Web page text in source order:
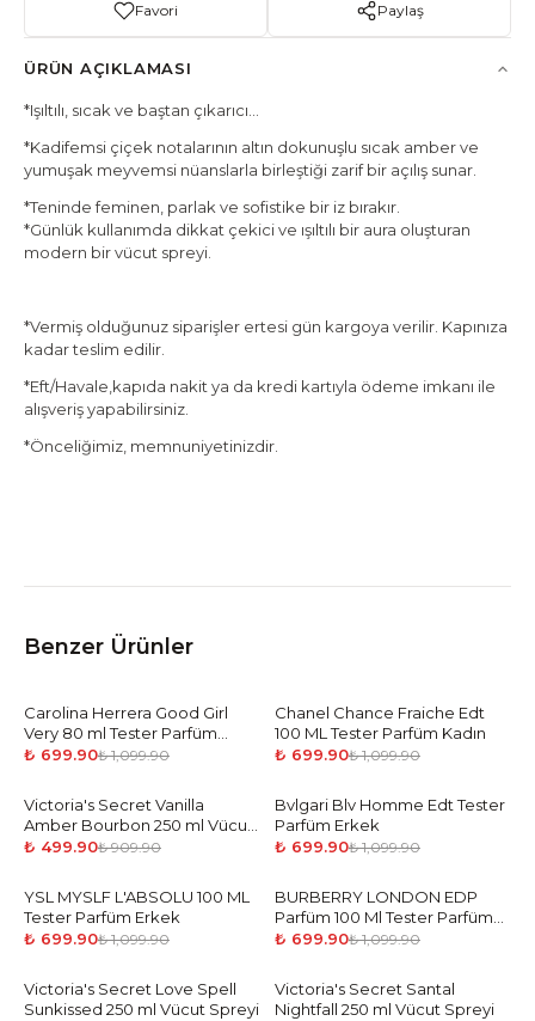
Favori Paylaş
ÜRÜN AÇIKLAMASI
*Işıltılı, sıcak ve baştan çıkarıcı…
*Kadifemsi çiçek notalarının altın dokunuşlu sıcak amber ve
yumuşak meyvemsi nüanslarla birleştiği zarif bir açılış sunar.
*Teninde feminen, parlak ve sofistike bir iz bırakır.
*Günlük kullanımda dikkat çekici ve ışıltılı bir aura oluşturan
modern bir vücut spreyi.
*Vermiş olduğunuz siparişler ertesi gün kargoya verilir. Kapınıza
kadar teslim edilir.
*Eft/Havale,kapıda nakit ya da kredi kartıyla ödeme imkanı ile
alışveriş yapabilirsiniz.
*Önceliğimiz, memnuniyetinizdir.
Benzer Ürünler
-36%
Carolina Herrera Good Girl
Very 80 ml Tester Parfüm
Kadın
₺ 699.90₺ 1,099.90
-36%
Chanel Chance Fraiche Edt
100 ML Tester Parfüm Kadın
₺ 699.90₺ 1,099.90
-45%
Victoria's Secret Vanilla
Amber Bourbon 250 ml Vücut
Spreyi
₺ 499.90₺ 909.90
-36%
Bvlgari Blv Homme Edt Tester
Parfüm Erkek
₺ 699.90₺ 1,099.90
- 36%
YSL MYSLF L'ABSOLU 100 ML
Tester Parfüm Erkek
₺ 699.90₺ 1,099.90
-36%
BURBERRY LONDON EDP
Parfüm 100 Ml Tester Parfüm
Kadın
₺ 699.90₺ 1,099.90
-45%
Victoria's Secret Love Spell
Sunkissed 250 ml Vücut Spreyi
-45%
Victoria's Secret Santal
Nightfall 250 ml Vücut Spreyi